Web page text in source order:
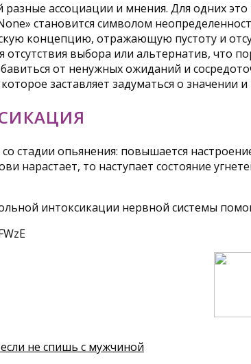
ассоциации и мнения. Для одних
становится символом
концепцию, отражающую пустоту и
отсутствия выбора или альтернатив, что
от ненужных ожиданий и
заставляет задуматься о
стадии опьянения: повышается
нарастает, то наступает состояние
интоксикации нервной системы
не спишь с мужчиной